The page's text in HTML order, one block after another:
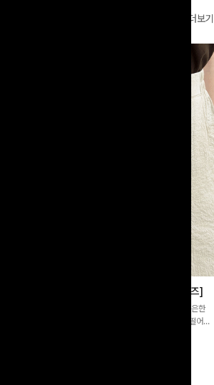
더보기
쿨링버튼 8부와이드팬츠[FREE,L사이즈]
[바스락소재💙/8부기장]사이드 버튼 디테일이 은은한
포인트가 되어주는 와이드 팬츠입니다. 여유롭게 떨어지